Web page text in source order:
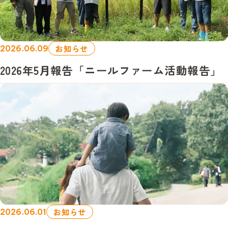
2026.06.09 お知らせ
2026年5月報告「ニールファーム活動報告」
2026.06.01 お知らせ